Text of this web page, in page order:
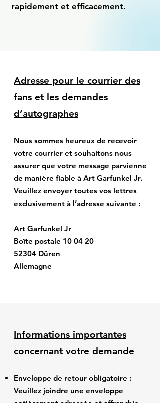
rapidement et efficacement.
Adresse pour le courrier des
fans et les demandes
d’autographes
Nous sommes heureux de recevoir
votre courrier et souhaitons nous
assurer que votre message parvienne
de manière fiable à Art Garfunkel Jr.
Veuillez envoyer toutes vos lettres
exclusivement à l’adresse suivante :
Art Garfunkel Jr
Boîte postale 10 04 20
52304 Düren
Allemagne
Informations importantes
concernant votre demande
Enveloppe de retour obligatoire :
Veuillez joindre une enveloppe